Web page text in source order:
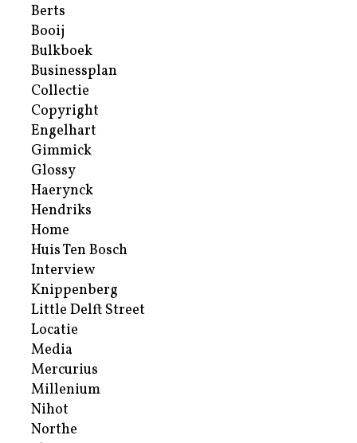
Berts
Booij
Bulkboek
Businessplan
Collectie
Copyright
Engelhart
Gimmick
Glossy
Haerynck
Hendriks
Home
Huis Ten Bosch
Interview
Knippenberg
Little Delft Street
Locatie
Media
Mercurius
Millenium
Nihot
Northe